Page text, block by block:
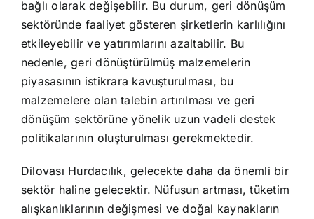
bağlı olarak değişebilir. Bu durum, geri dönüşüm
sektöründe faaliyet gösteren şirketlerin karlılığını
etkileyebilir ve yatırımlarını azaltabilir. Bu
nedenle, geri dönüştürülmüş malzemelerin
piyasasının istikrara kavuşturulması, bu
malzemelere olan talebin artırılması ve geri
dönüşüm sektörüne yönelik uzun vadeli destek
politikalarının oluşturulması gerekmektedir.
Dilovası Hurdacılık, gelecekte daha da önemli bir
sektör haline gelecektir. Nüfusun artması, tüketim
alışkanlıklarının değişmesi ve doğal kaynakların